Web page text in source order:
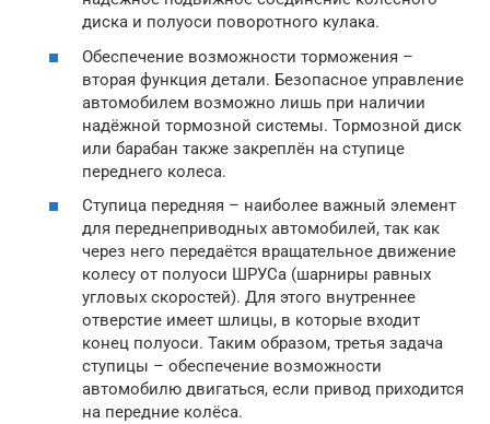
диска и полуоси поворотного кулака.
Обеспечение возможности торможения –
вторая функция детали. Безопасное управление
автомобилем возможно лишь при наличии
надёжной тормозной системы. Тормозной диск
или барабан также закреплён на ступице
переднего колеса.
Ступица передняя – наиболее важный элемент
для переднеприводных автомобилей, так как
через него передаётся вращательное движение
колесу от полуоси ШРУСа (шарниры равных
угловых скоростей). Для этого внутреннее
отверстие имеет шлицы, в которые входит
конец полуоси. Таким образом, третья задача
ступицы – обеспечение возможности
автомобилю двигаться, если привод приходится
на передние колёса.